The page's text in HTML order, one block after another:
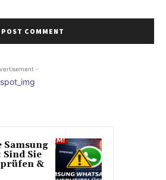
-
Samsung
Sind Sie
&